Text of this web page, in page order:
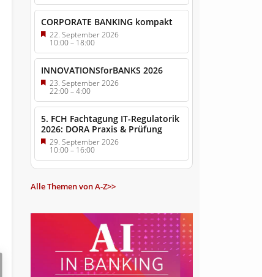
CORPORATE BANKING kompakt
22. September 2026
10:00– 18:00
INNOVATIONSforBANKS 2026
23. September 2026
22:00–4:00
5. FCH Fachtagung IT-Regulatorik
2026: DORA Praxis & Prüfung
29. September 2026
10:00– 16:00
Alle Themen von A-Z>>